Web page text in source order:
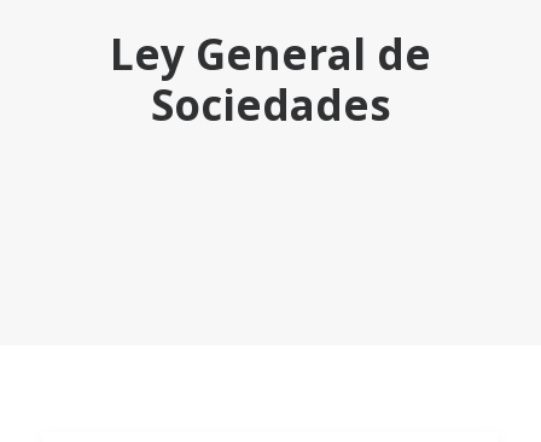
TRANSACCIONES RELEVANTES
CULTURA TRSM
Ley General de
Sociedades